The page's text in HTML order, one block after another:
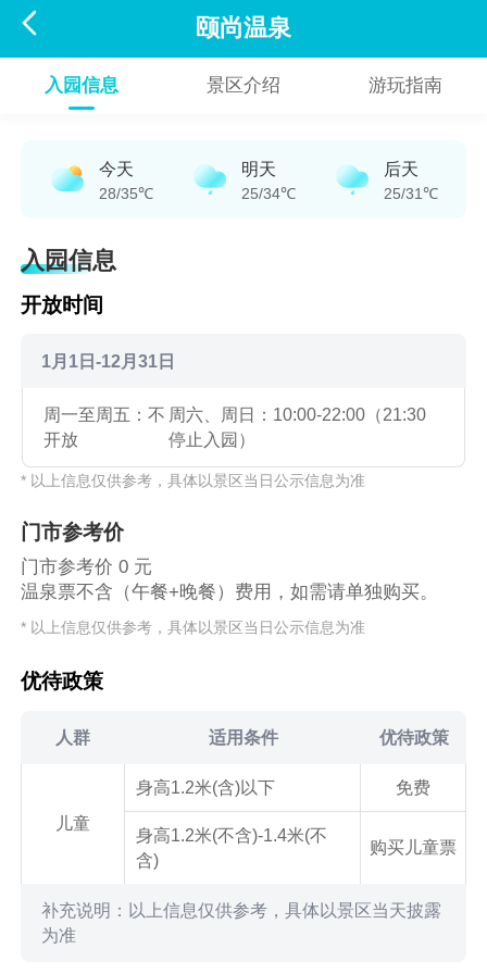
 颐尚温泉
入园信息 景区介绍 游玩指南
今天
28/35℃
明天
25/34℃
后天
25/31℃
入园信息
开放时间
1月1日-12月31日
周一至周五：不
开放
周六、周日：10:00-22:00（21:30
停止入园）
* 以上信息仅供参考，具体以景区当日公示信息为准
门市参考价
门市参考价 0 元
温泉票不含（午餐+晚餐）费用，如需请单独购买。
* 以上信息仅供参考，具体以景区当日公示信息为准
优待政策
人群 适用条件 优待政策
儿童
身高1.2米(含)以下 免费
身高1.2米(不含)-1.4米(不
含)
购买儿童票
补充说明：以上信息仅供参考，具体以景区当天披露
为准